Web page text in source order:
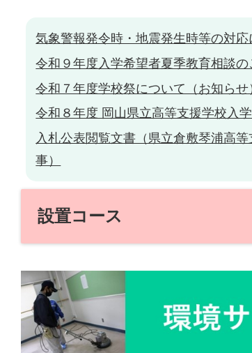
気象警報発令時・地震発生時等の対応
令和９年度入学希望者夏季教育相談の
令和７年度学校祭について（お知らせ
令和８年度 岡山県立高等支援学校入
入札公表閲覧文書（県立倉敷琴浦高
事）
設置コース